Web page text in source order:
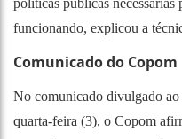
políticas públicas necessárias
funcionando, explicou a
Comunicado do Copom
No comunicado divulgado ao
quarta-feira (3), o Copom